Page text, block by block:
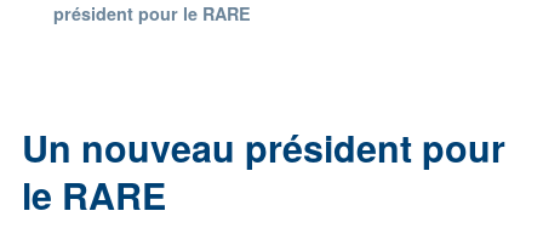
président pour le RARE
Un nouveau président pour
le RARE